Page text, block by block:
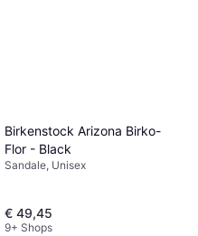
Birkenstock Arizona Birko-
Flor - Black
Sandale, Unisex
€ 49,45
9+ Shops